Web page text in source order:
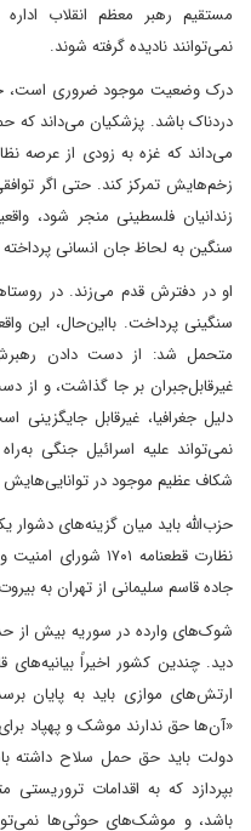
مستقیم رهبر معظم انقلاب
نمی‌توانند نادیده گرفته شوند.
درک وضعیت موجود ضروری است،
دردناک باشد. پزشکیان می‌داند
می‌داند که غزه به زودی از عرصه
زخم‌هایش تمرکز کند. حتی اگر
زندانیان فلسطینی منجر شود،
سنگین به لحاظ جان انسانی
او در دفترش قدم می‌زند. در
سنگینی پرداخت. بااین‌حال، این
متحمل شد: از دست دادن
غیرقابل‌جبران بر جا گذاشت، و از
دلیل جغرافیا، غیرقابل
نمی‌تواند علیه اسرائیل جنگی
شکاف عظیم موجود در توانایی‌هایش
حزب‌الله باید میان گزینه‌های
نظارت قطعنامه
جاده قاسم سلیمانی از تهران به
شوک‌های وارده در سوریه بیش از
دید. چندین کشور اخیراً
ارتش‌های موازی باید به پایان
«آن‌ها حق ندارند موشک و پهپاد
دولت باید حق حمل سلاح داشته
بپردازد که به اقدامات
باشد، و موشک‌های حوثی‌ها